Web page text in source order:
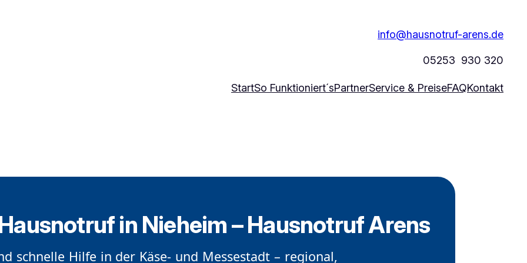
info@hausnotruf-arens.de
05253 930 320
StartSo Funktioniert´sPartnerService & PreiseFAQKontakt
in Nieheim – Hausnotruf Arens
schnelle Hilfe in der Käse- und Messestadt – regional,